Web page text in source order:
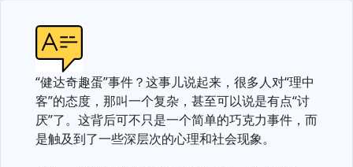
“健达奇趣蛋”事件？这事儿说起来，很多人对“理中
客”的态度，那叫一个复杂，甚至可以说是有点“讨
厌”了。这背后可不只是一个简单的巧克力事件，而
是触及到了一些深层次的心理和社会现象。